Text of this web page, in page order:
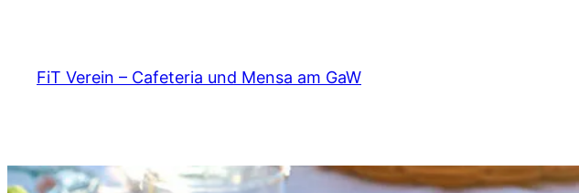
springen
FiT Verein – Cafeteria und Mensa am GaW